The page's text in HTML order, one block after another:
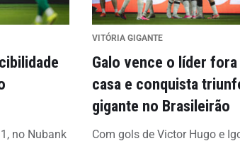
no Nubank
VITÓRIA GIGANTE
Galo vence o líder fora
casa e conquista
gigante no Brasileirão
Com gols de Victor Hugo e